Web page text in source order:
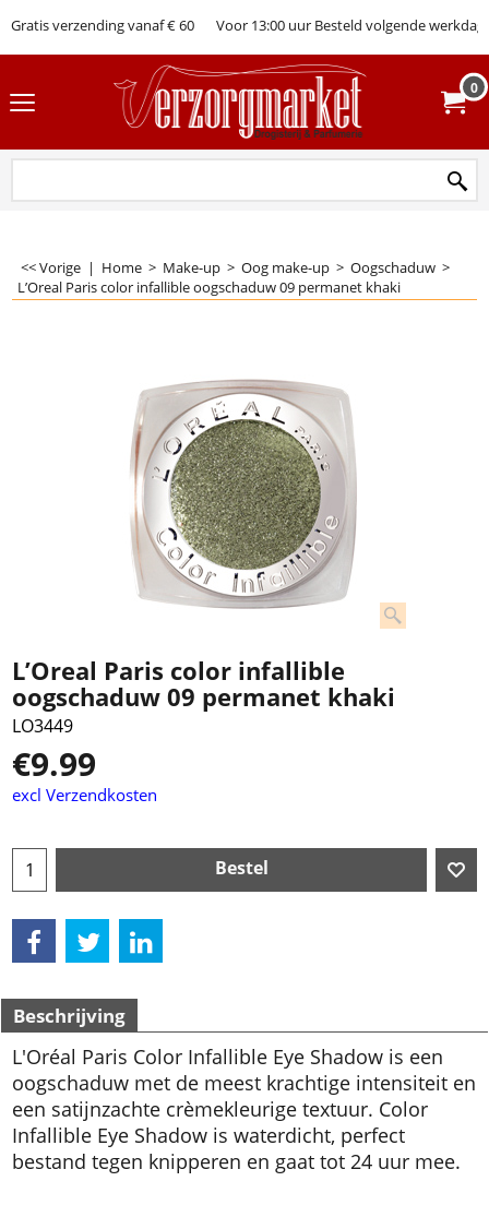
Gratis verzending vanaf € 60 Voor 13:00 uur Besteld volgende werkdag
0
<< Vorige | Home > Make-up > Oog make-up > Oogschaduw >
L’Oreal Paris color infallible oogschaduw 09 permanet khaki
L’Oreal Paris color infallible
oogschaduw 09 permanet khaki
LO3449
€9.99
excl Verzendkosten
Bestel
Beschrijving
L'Oréal Paris Color Infallible Eye Shadow is een
oogschaduw met de meest krachtige intensiteit en
een satijnzachte crèmekleurige textuur. Color
Infallible Eye Shadow is waterdicht, perfect
bestand tegen knipperen en gaat tot 24 uur mee.